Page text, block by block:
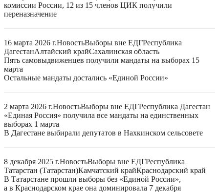
комиссии России, 12 из 15 членов ЦИК получили
переназначение
16 марта 2026 г.НовостьВыборы вне ЕДГРеспублика
ДагестанАлтайский крайСахалинская область
Пять самовыдвиженцев получили мандаты на выборах 15
марта
Остальные мандаты достались «Единой России»
2 марта 2026 г.НовостьВыборы вне ЕДГРеспублика Дагестан
«Единая Россия» получила все мандаты на единственных
выборах 1 марта
В Дагестане выбирали депутатов в Нахкинском сельсовете
8 декабря 2025 г.НовостьВыборы вне ЕДГРеспублика
Татарстан (Татарстан)Камчатский крайКраснодарский край
В Татарстане прошли выборы без «Единой России»,
а в Краснодарском крае она доминировала 7 декабря